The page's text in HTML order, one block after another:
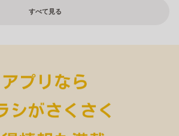
すべて見る